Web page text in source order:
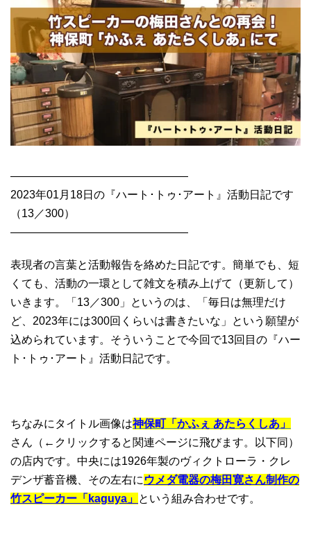
————————————————
2023年01月18日の『ハート･トゥ･アート』活動日記です
（13／300）
————————————————
表現者の言葉と活動報告を絡めた日記です。簡単でも、短
くても、活動の一環として雑文を積み上げて（更新して）
いきます。「13／300」というのは、「毎日は無理だけ
ど、2023年には300回くらいは書きたいな」という願望が
込められています。そういうことで今回で13回目の『ハー
ト･トゥ･アート』活動日記です。
ちなみにタイトル画像は神保町「かふぇ あたらくしあ」
さん（←クリックすると関連ページに飛びます。以下同）
の店内です。中央には1926年製のヴィクトローラ・クレ
デンザ蓄音機、その左右に ウメダ電器の梅田寛さん制作の
竹スピーカー「kaguya」 という組み合わせです。